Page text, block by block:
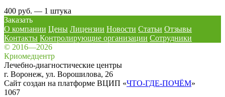
400 руб. — 1 штука
Заказать
О компании Цены Лицензии Новости Статьи Отзывы
Контакты Контролирующие организации Сотрудники
© 2016—2026
Криомедцентр
Лечебно-диагностические центры
г. Воронеж, ул. Ворошилова, 26
Сайт создан на платформе ВЦИП «ЧТО-ГДЕ-ПОЧЁМ»
1067